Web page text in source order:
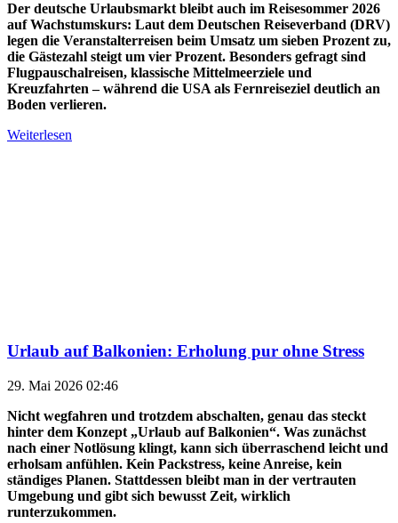
Der deutsche Urlaubsmarkt bleibt auch im Reisesommer 2026
auf Wachstumskurs: Laut dem Deutschen Reiseverband (DRV)
legen die Veranstalterreisen beim Umsatz um sieben Prozent zu,
die Gästezahl steigt um vier Prozent. Besonders gefragt sind
Flugpauschalreisen, klassische Mittelmeerziele und
Kreuzfahrten – während die USA als Fernreiseziel deutlich an
Boden verlieren.
Weiterlesen
Urlaub auf Balkonien: Erholung pur ohne Stress
29. Mai 2026 02:46
Nicht wegfahren und trotzdem abschalten, genau das steckt
hinter dem Konzept „Urlaub auf Balkonien“. Was zunächst
nach einer Notlösung klingt, kann sich überraschend leicht und
erholsam anfühlen. Kein Packstress, keine Anreise, kein
ständiges Planen. Stattdessen bleibt man in der vertrauten
Umgebung und gibt sich bewusst Zeit, wirklich
runterzukommen.